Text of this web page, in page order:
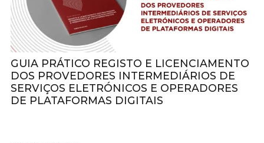
GUIA PRÁTICO REGISTO E LICENCIAMENTO
DOS PROVEDORES INTERMEDIÁRIOS DE
SERVIÇOS ELETRÓNICOS E OPERADORES
DE PLATAFORMAS DIGITAIS